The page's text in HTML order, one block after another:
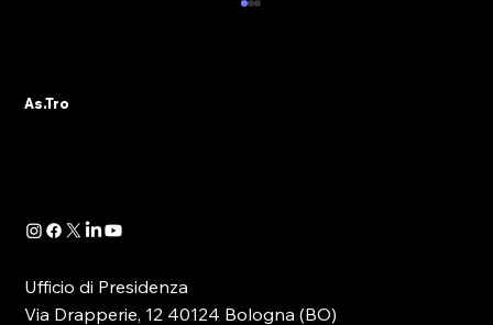
As.Tro – Confindustria SIT augurano a tutti gli
As.Tro
Ufficio di Presidenza
Via Drapperie, 12 40124 Bologna (BO)